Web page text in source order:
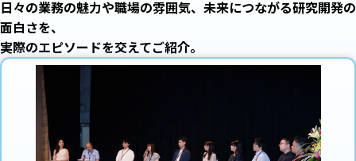
日々の業務の魅力や職場の雰囲気、未来につながる研究開発の
面白さを、
実際のエピソードを交えてご紹介。